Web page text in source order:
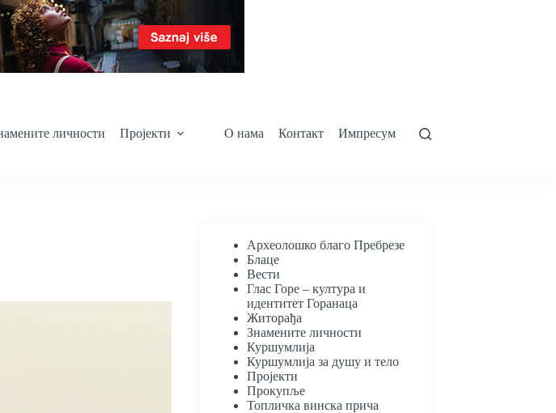
личности Пројекти О нама Контакт Импресум
Археолошко благо Пребрезе
Блаце
Вести
Глас Горе – култура и
идентитет Горанаца
Житорађа
Знамените личности
Куршумлија
Куршумлија за душу и тело
Пројекти
Прокупље
Топличка винска прича